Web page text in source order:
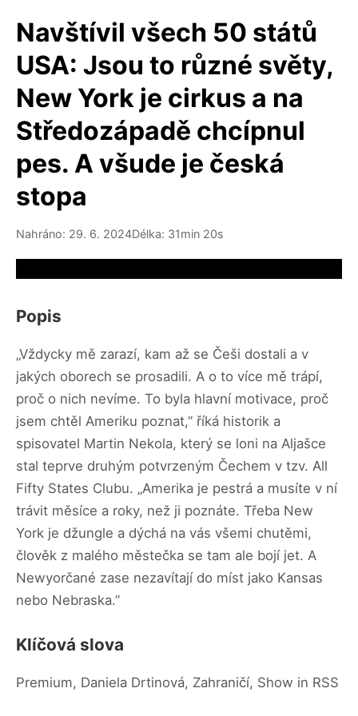
Navštívil všech 50 států
USA: Jsou to různé světy,
New York je cirkus a na
Středozápadě chcípnul
pes. A všude je česká
stopa
Nahráno: 29. 6. 2024Délka: 31min 20s
Popis
„Vždycky mě zarazí, kam až se Češi dostali a v
jakých oborech se prosadili. A o to více mě trápí,
proč o nich nevíme. To byla hlavní motivace, proč
jsem chtěl Ameriku poznat,” říká historik a
spisovatel Martin Nekola, který se loni na Aljašce
stal teprve druhým potvrzeným Čechem v tzv. All
Fifty States Clubu. „Amerika je pestrá a musíte v ní
trávit měsíce a roky, než ji poznáte. Třeba New
York je džungle a dýchá na vás všemi chutěmi,
člověk z malého městečka se tam ale bojí jet. A
Newyorčané zase nezavítají do míst jako Kansas
nebo Nebraska.”
Klíčová slova
Premium, Daniela Drtinová, Zahraničí, Show in RSS